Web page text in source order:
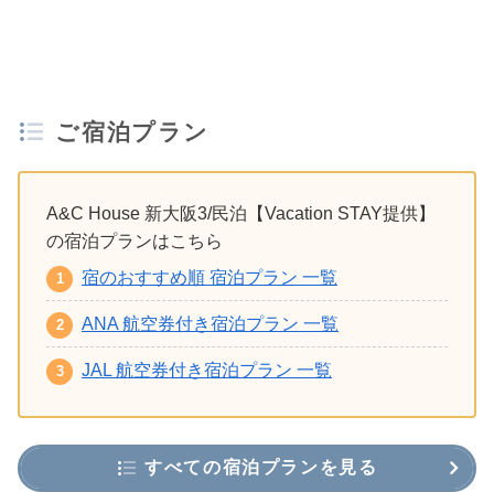
ご宿泊プラン
A&C House 新大阪3/民泊【Vacation STAY提供】
の宿泊プランはこちら
宿のおすすめ順 宿泊プラン 一覧
ANA 航空券付き宿泊プラン 一覧
JAL 航空券付き宿泊プラン 一覧
すべての宿泊プランを見る